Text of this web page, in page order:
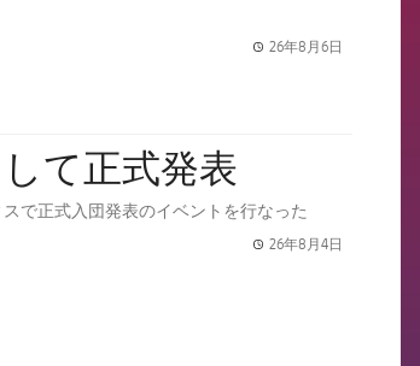
26年8月6日
て正式発表
で正式入団発表のイベントを行なった
26年8月4日